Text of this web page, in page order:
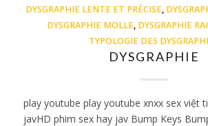
DYSGRAPHIE LENTE ET PRÉCISE,
DYSGRAPHIE MOLLE, DYSGRAPHIE
TYPOLOGIE DES
DYSGRAPHIE
play youtube play youtube xnxx sex việt
javHD phim sex hay jav Bump Keys